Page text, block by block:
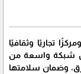
تجاريًا وثقافيًا
شبكة واسعة من
وضمان سلامتها